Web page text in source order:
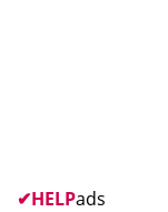
✔HELPads